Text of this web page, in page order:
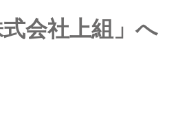
会社上組」へ